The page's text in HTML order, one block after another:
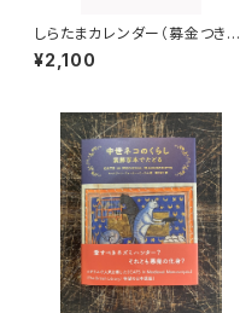
しらたまカレンダー（募金つき第
二弾）
¥2,100